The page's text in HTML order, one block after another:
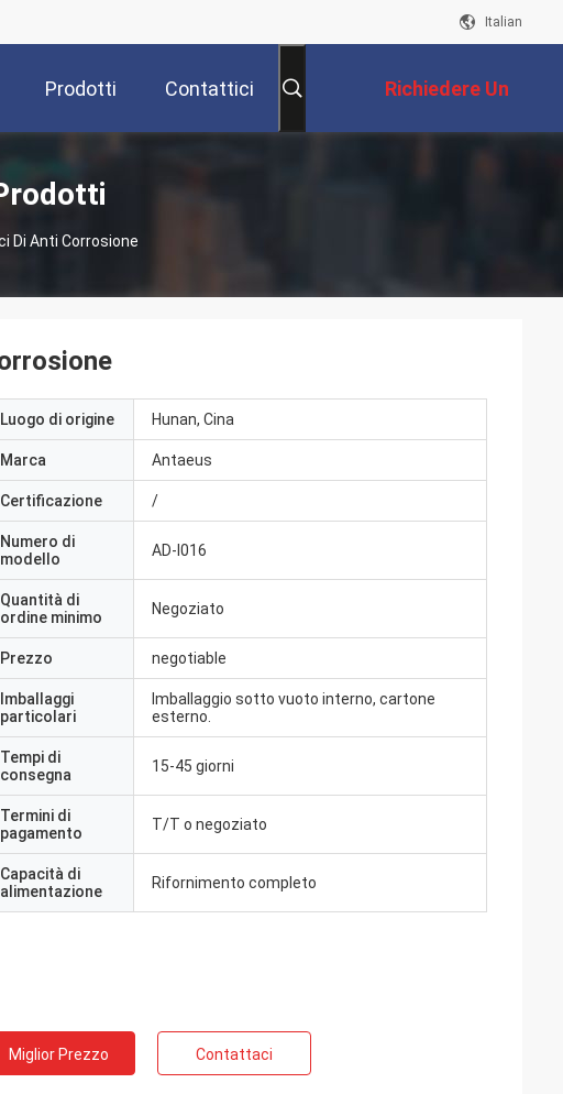
Italian
Prodotti Contattici Richiedere Un
Preventivo
Di Anti Corrosione
Luogo di origine Hunan, Cina
Marca Antaeus
Certificazione /
Numero di
modello
AD-I016
Quantità di
ordine minimo
Negoziato
Prezzo negotiable
Imballaggi
particolari
Imballaggio sotto vuoto interno, cartone
esterno.
Tempi di
consegna
15-45 giorni
Termini di
pagamento
T/T o negoziato
Capacità di
alimentazione
Rifornimento completo
Miglior Prezzo Contattaci